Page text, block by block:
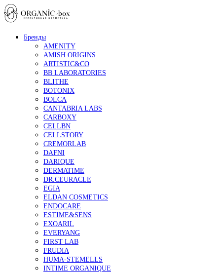
Бренды
AMENITY
AMISH ORIGINS
ARTISTIC&CO
BB LABORATORIES
BLITHE
BOTONIX
BOLCA
CANTABRIA LABS
CARBOXY
CELLBN
CELLSTORY
CREMORLAB
DAFNI
DARIQUE
DERMATIME
DR.CEURACLE
EGIA
ELDAN COSMETICS
ENDOCARE
ESTIME&SENS
EXOARIL
EVERYANG
FIRST LAB
FRUDIA
HUMA-STEMELLS
INTIME ORGANIQUE